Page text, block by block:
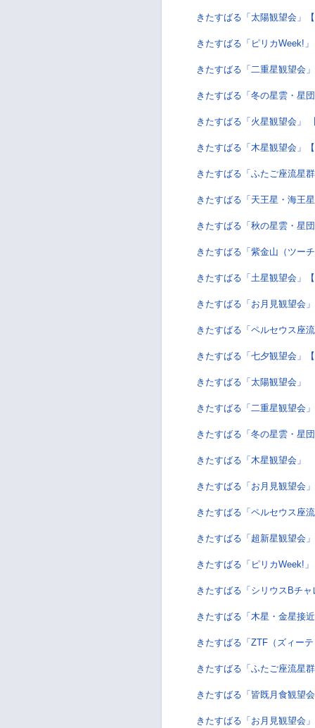
きたすばる「太陽観望会」
きたすばる「ピリカWeek!
きたすばる「二重星観望会
きたすばる「冬の星雲・星
きたすばる「火星観望会
きたすばる「木星観望会」
きたすばる「ふたご座流星
きたすばる「天王星・海王
きたすばる「秋の星雲・星
きたすばる「紫金山（ツー
きたすばる「土星観望会」
きたすばる「お月見観望会
きたすばる「ペルセウス座
きたすばる「七夕観望会」
きたすばる「太陽観望会
きたすばる「二重星観望
きたすばる「冬の星雲・
きたすばる「木星観望会
きたすばる「お月見観望
きたすばる「ペルセウス
きたすばる「超新星観望
きたすばる「ピリカWeek!
きたすばる「シリウスBチ
きたすばる「木星・金星
きたすばる「ZTF（ズィー
きたすばる「ふたご座流
きたすばる「皆既月食観
きたすばる「お月見観望